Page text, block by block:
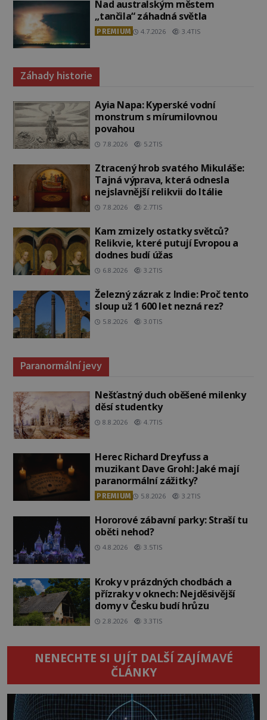
Nad australským městem
„tančila“ záhadná světla
PREMIUM 4.7.2026 3.4TIS
Záhady historie
Ayia Napa: Kyperské vodní
monstrum s mírumilovnou
povahou
7.8.2026 5.2TIS
Ztracený hrob svatého Mikuláše:
Tajná výprava, která odnesla
nejslavnější relikvii do Itálie
7.8.2026 2.7TIS
Kam zmizely ostatky světců?
Relikvie, které putují Evropou a
dodnes budí úžas
6.8.2026 3.2TIS
Železný zázrak z Indie: Proč tento
sloup už 1 600 let nezná rez?
5.8.2026 3.0TIS
Paranormální jevy
Nešťastný duch oběšené milenky
děsí studentky
8.8.2026 4.7TIS
Herec Richard Dreyfuss a
muzikant Dave Grohl: Jaké mají
paranormální zážitky?
PREMIUM 5.8.2026 3.2TIS
Hororové zábavní parky: Straší tu
oběti nehod?
4.8.2026 3.5TIS
Kroky v prázdných chodbách a
přízraky v oknech: Nejděsivější
domy v Česku budí hrůzu
2.8.2026 3.3TIS
NENECHTE SI UJÍT DALŠÍ ZAJÍMAVÉ
ČLÁNKY